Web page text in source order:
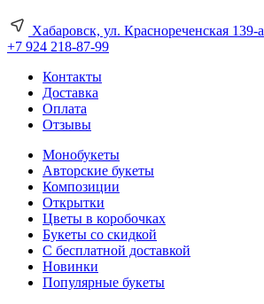
Хабаровск, ул. Краснореченская 139-а
+7 924 218-87-99
Контакты
Доставка
Оплата
Отзывы
Монобукеты
Авторские букеты
Композиции
Открытки
Цветы в коробочках
Букеты со скидкой
С бесплатной доставкой
Новинки
Популярные букеты